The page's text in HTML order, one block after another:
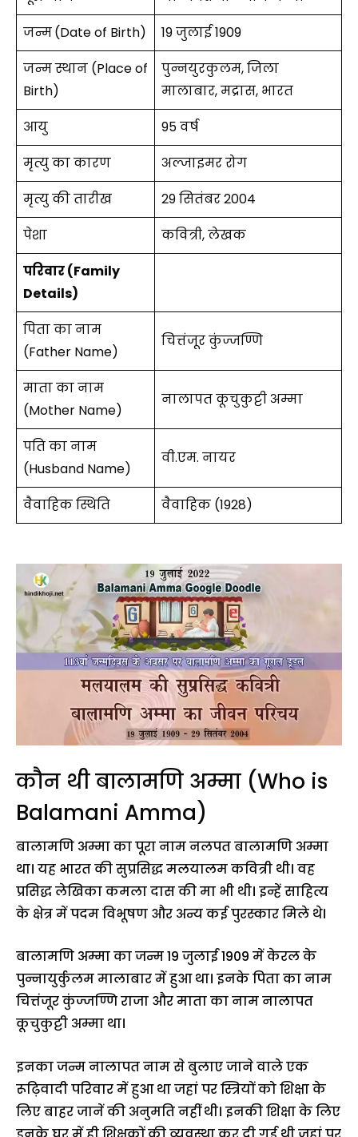
जन्म(Date of Birth)
19 जुलाई 1909
जन्म स्थान (Place of
Birth)
पुन्नयुरकुलम, जिला
मालाबार, मद्रास, भारत
आयु
95 वर्ष
मृत्यु का कारण
अल्जाइमर रोग
मृत्यु की तारीख
29 सितंबर 2004
पेशा
कवित्री, लेखक
परिवार (Family
Details)
पिता का नाम
(Father Name)
चित्तंजूर कुंज्जण्णि
माता का नाम
(Mother Name)
नालापत कूचुकुट्टी अम्मा
पति का नाम
(Husband Name)
वी.एम. नायर
वैवाहिक स्थिति वैवाहिक (1928)
कौन थी बालामणि अम्मा (Who is
Balamani Amma)
बालामणि अम्मा का पूरा नाम नलपत बालामणि अम्मा
था। यह भारत की सुप्रसिद्ध मलयालम कवित्री थी। वह
प्रसिद्ध लेखिका कमला दास की मा भी थी। इन्हें साहित्य
के क्षेत्र में पदम विभूषण और अन्य कई पुरस्कार मिले थे।
बालामणि अम्मा का जन्म 19 जुलाई 1909 में केरल के
पुन्नायुर्कुलम मालाबार में हुआ था। इनके पिता का नाम
चित्तंजूर कुंज्जण्णि राजा और माता का नाम नालापत
कूचुकुट्टी अम्मा था।
इनका जन्म नालापत नाम से बुलाए जाने वाले एक
रूढ़िवादी परिवार में हुआ था जहां पर स्त्रियों को शिक्षा के
लिए बाहर जानें की अनुमति नहीं थी। इनकी शिक्षा के लिए